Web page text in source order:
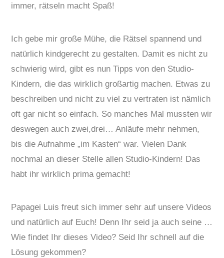
immer, rätseln macht Spaß!
Ich gebe mir große Mühe, die Rätsel spannend und
natürlich kindgerecht zu gestalten. Damit es nicht zu
schwierig wird, gibt es nun Tipps von den Studio-
Kindern, die das wirklich großartig machen. Etwas zu
beschreiben und nicht zu viel zu vertraten ist nämlich
oft gar nicht so einfach. So manches Mal mussten wir
deswegen auch zwei,drei… Anläufe mehr nehmen,
bis die Aufnahme „im Kasten“ war. Vielen Dank
nochmal an dieser Stelle allen Studio-Kindern! Das
habt ihr wirklich prima gemacht!
Papagei Luis freut sich immer sehr auf unsere Videos
und natürlich auf Euch! Denn Ihr seid ja auch seine …
Wie findet Ihr dieses Video? Seid Ihr schnell auf die
Lösung gekommen?